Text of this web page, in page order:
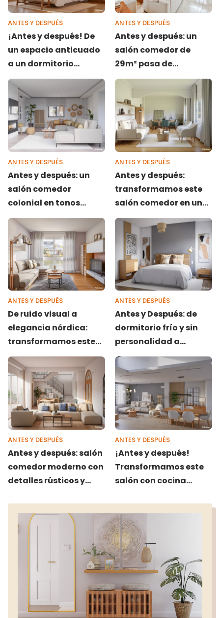
ANTES Y DESPUÉS
¡Antes y después! De
un espacio anticuado
a un dormitorio
nórdico, luminoso y
con acentos naturales
ANTES Y DESPUÉS
Antes y después: un
salón comedor de
29m² pasa de
anticuado a estiloso
ANTES Y DESPUÉS
Antes y después: un
salón comedor
colonial en tonos
neutros
ANTES Y DESPUÉS
Antes y después:
transformamos este
salón comedor en un
espacio amplio y
luminoso
ANTES Y DESPUÉS
De ruido visual a
elegancia nórdica:
transformamos este
salón anticuado en un
espacio minimalista y
acogedor
ANTES Y DESPUÉS
Antes y Después: de
dormitorio frío y sin
personalidad a
espacio acogedor y
con carácter
ANTES Y DESPUÉS
Antes y después: salón
comedor moderno con
detalles rústicos y
ANTES Y DESPUÉS
¡Antes y después!
Transformamos este
salón con cocina